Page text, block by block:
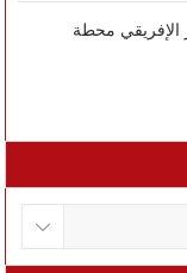
الإفريقي محطة